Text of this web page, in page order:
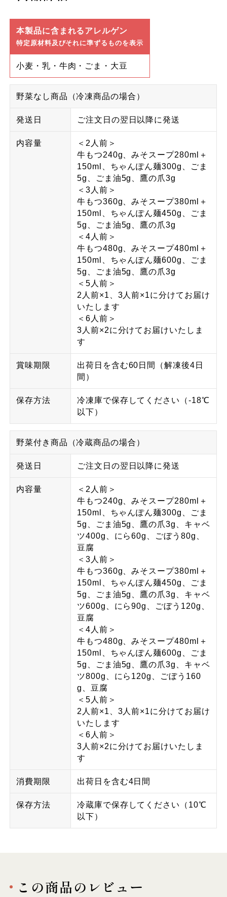
本製品に含まれるアレルゲン
特定原材料及びそれに準ずるものを表示
小麦・乳・牛肉・ごま・大豆
野菜なし商品（冷凍商品の場合）
発送日 ご注文日の翌日以降に発送
内容量
＜2人前＞
牛もつ240g、みそスープ280ml＋
150ml、ちゃんぽん麺300g、ごま
5g、ごま油5g、鷹の爪3g
＜3人前＞
牛もつ360g、みそスープ380ml＋
150ml、ちゃんぽん麺450g、ごま
5g、ごま油5g、鷹の爪3g
＜4人前＞
牛もつ480g、みそスープ480ml＋
150ml、ちゃんぽん麺600g、ごま
5g、ごま油5g、鷹の爪3g
＜5人前＞
2人前×1、3人前×1に分けてお届け
いたします
＜6人前＞
3人前×2に分けてお届けいたしま
す
賞味期限
出荷日を含む60日間（解凍後4日
間）
保存方法
冷凍庫で保存してください（-18℃
以下）
野菜付き商品（冷蔵商品の場合）
発送日 ご注文日の翌日以降に発送
内容量
＜2人前＞
牛もつ240g、みそスープ280ml＋
150ml、ちゃんぽん麺300g、ごま
5g、ごま油5g、鷹の爪3g、キャベ
ツ400g、にら60g、ごぼう80g、
豆腐
＜3人前＞
牛もつ360g、みそスープ380ml＋
150ml、ちゃんぽん麺450g、ごま
5g、ごま油5g、鷹の爪3g、キャベ
ツ600g、にら90g、ごぼう120g、
豆腐
＜4人前＞
牛もつ480g、みそスープ480ml＋
150ml、ちゃんぽん麺600g、ごま
5g、ごま油5g、鷹の爪3g、キャベ
ツ800g、にら120g、ごぼう160
g、豆腐
＜5人前＞
2人前×1、3人前×1に分けてお届け
いたします
＜6人前＞
3人前×2に分けてお届けいたしま
す
消費期限 出荷日を含む4日間
保存方法
冷蔵庫で保存してください（10℃
以下）
この商品のレビュー